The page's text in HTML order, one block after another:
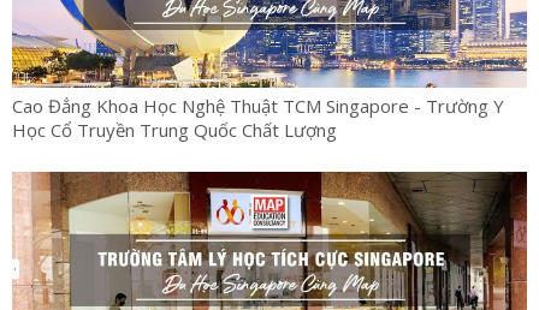
Cao Đẳng Khoa Học Nghệ Thuật TCM Singapore - Trường Y
Học Cổ Truyền Trung Quốc Chất Lượng